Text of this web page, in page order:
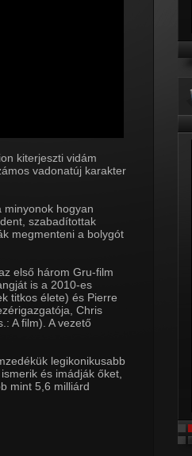
kiterjeszti vidám
vadonatúj karakter
minyonok hogyan
szabadítottak
megmenteni a bolygót
első három Gru-film
is a 2010-es
titkos élete) és Pierre
Chris
A film). A vezető
legikonikusabb
és imádják őket,
mint 5,6 milliárd